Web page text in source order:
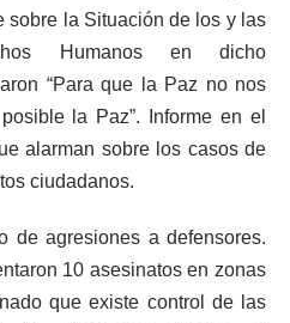
sobre la Situación de los y las
Humanos en dicho
“Para que la Paz no nos
la Paz”. Informe en el
alarman sobre los casos de
ciudadanos.
de agresiones a defensores.
10 asesinatos en zonas
que existe control de las